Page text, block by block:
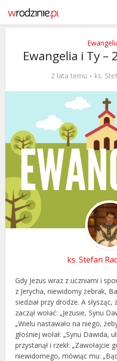
Ewangelia i Ty –
2 lata temu ks.
ks. Stefan
Gdy Jezus wraz z uczniami i
z Jerycha, niewidomy żebrak,
siedział przy drodze. A
zaczął wołać: „Jezusie, Synu
„Wielu nastawało na niego,
głośniej wołał: „Synu Dawida,
przystanął i rzekł: „Zawołajcie
niewidomego, mówiąc mu: